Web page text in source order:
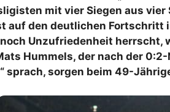
WM
mit vier Siegen aus
auf den deutlichen Fortschritt
Unzufriedenheit herrscht,
Hummels, der nach der
sprach, sorgen beim 49-